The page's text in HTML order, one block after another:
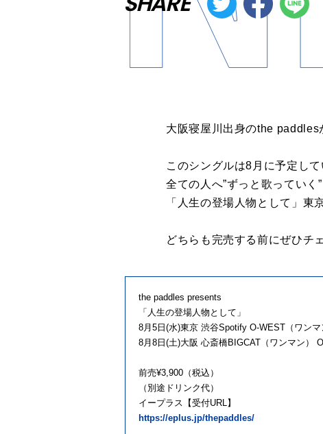
大阪寝屋川出身のthe paddles
このシングルは8月に予定し
全ての人へ”ずっと歌っていく
「人生の登場人物として」東
どちらも完売する前にぜひチ
the paddles presents
「人生の登場人物として」
8月5日(水)東京 渋谷Spotify O-WEST（ワン
8月8日(土)大阪 心斎橋BIGCAT（ワンマン）
前売¥3,900（税込）
（別途ドリンク代）
イープラス【受付URL】
https://eplus.jp/thepaddles/